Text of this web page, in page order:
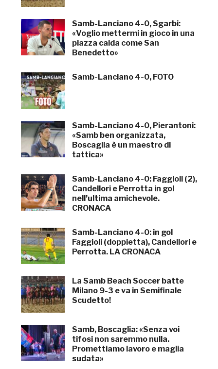
Samb-Lanciano 4-0, Sgarbi:
«Voglio mettermi in gioco in una
piazza calda come San
Benedetto»
Samb-Lanciano 4-0, FOTO
Samb-Lanciano 4-0, Pierantoni:
«Samb ben organizzata,
Boscaglia è un maestro di
tattica»
Samb-Lanciano 4-0: Faggioli (2),
Candellori e Perrotta in gol
nell’ultima amichevole.
CRONACA
Samb-Lanciano 4-0: in gol
Faggioli (doppietta), Candellori e
Perrotta. LA CRONACA
La Samb Beach Soccer batte
Milano 9-3 e va in Semifinale
Scudetto!
Samb, Boscaglia: «Senza voi
tifosi non saremmo nulla.
Promettiamo lavoro e maglia
sudata»